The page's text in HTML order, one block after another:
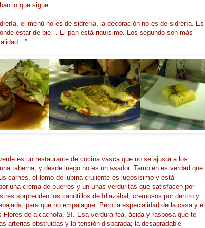
lo que sigue:
el menú no es de sidrería, la decoración no es de sidrería. Es
estar de pie… El pan está riquísimo. Los segundo son más
es un restaurante de cocina vasca que no se ajusta a los
taberna, y desde luego no es un asador. También es verdad que
carnes, el lomo de lubina crujiente es jugosísimo y está
una crema de puerros y un unas verduritas que satisfacen por
sorprenden los canutillos de Idiazábal, cremosos por dentro y
para que no empalague. Pero la especialidad de la casa y el
de alcachofa. Sí. Esa verdura fea, ácida y rasposa que te
arterias obstruidas y la tensión disparada; la desagradable